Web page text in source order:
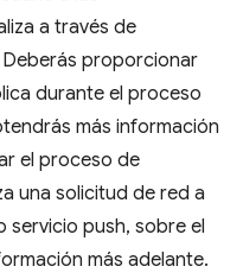
a través de
Deberás proporcionar
durante el proceso
más información
el proceso de
una solicitud de red a
servicio push, sobre el
más adelante.